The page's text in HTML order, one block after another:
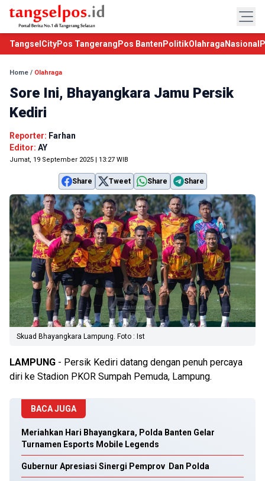
TangselCityPos Tangerang Pos Banten PolitikOlahraga Nasional
Home / Olahraga
Sore Ini, Bhayangkara Jamu Persik
Kediri
Reporter: Farhan
Editor: AY
Jumat, 19 September 2025 | 13:27 WIB
Share Tweet Share Share
Skuad Bhayangkara Lampung. Foto : Ist
LAMPUNG - Persik Kediri datang dengan penuh percaya
diri ke Stadion PKOR Sumpah Pemuda, Lampung.
BACA JUGA
Meriahkan Hari Bhayangkara, Polda Banten Gelar
Turnamen Esports Mobile Legends
Gubernur Apresiasi Sinergi Pemprov Dan Polda